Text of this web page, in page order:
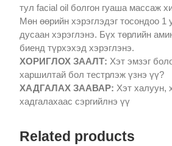
тул facial oil болгон гуаша массаж
Мөн өөрийн хэрэглэдэг тосондоо 1
дусаан хэрэглэнэ. Бүх төрлийн
биенд түрхэхэд хэрэглэнэ.
ХОРИГЛОХ ЗААЛТ: Хэт эмзэг
харшилтай бол тестрлэж үзнэ үү?
ХАДГАЛАХ ЗААВАР: Хэт халуун,
хадгалахаас сэргийлнэ үү
Related products